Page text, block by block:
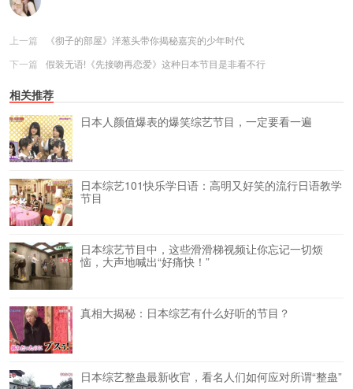
上一篇
《彻子的部屋》洋葱头带你揭秘嘉宾的少年时代
下一篇
假装无语!《先接吻再恋爱》这种日本节目是非看不行
相关推荐
日本人颜值爆表的爆笑综艺节目，一定要看一遍
日本综艺101快乐学日语：高明又好笑的流行日语教学
节目
日本综艺节目中，这些滑滑梯视频让你忘记一切烦
恼，大声地喊出“好痛快！”
真相大揭秘：日本综艺有什么好听的节目？
日本综艺整蛊最新收官，看名人们如何应对所谓“整蛊”